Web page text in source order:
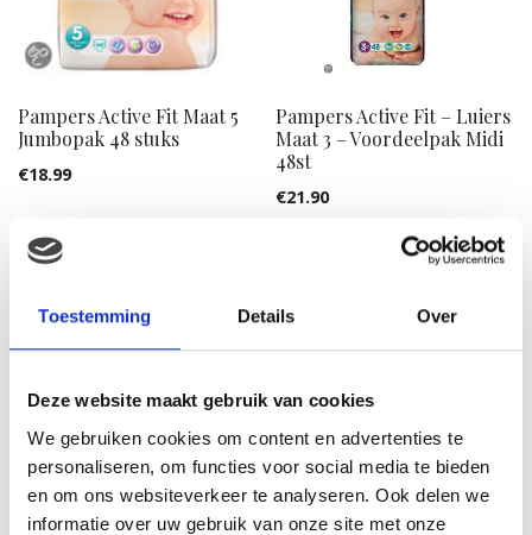
Toestemming Details Over
Deze website maakt gebruik van cookies
We gebruiken cookies om content en advertenties te
personaliseren, om functies voor social media te bieden
en om ons websiteverkeer te analyseren. Ook delen we
informatie over uw gebruik van onze site met onze
Pampers Active Fit Maat 5
Jumbopak 48 stuks
€18.99
Pampers Active Fit – Luiers
Maat 3 – Voordeelpak Midi
48st
€21.90